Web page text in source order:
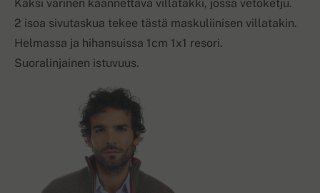
Kaksi värinen käännettävä villatakki, jossa vetoketju.
2 isoa sivutaskua tekee tästä maskuliinisen villatakin.
Helmassa ja hihansuissa 1cm 1x1 resori.
Suoralinjainen istuvuus.